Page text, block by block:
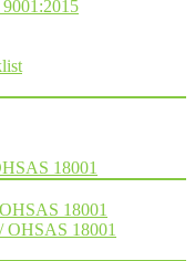
18001
18001
OHSAS 18001